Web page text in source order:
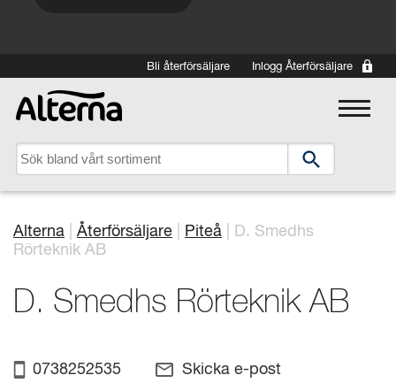
Hoppa till huvudinnehållBli återförsäljare Inlogg Återförsäljare
Main navigation
Rita ditt badrum
Mitt badrum
Länkstig
Alterna Återförsäljare Piteå
D. Smedhs
Rörteknik AB
D. Smedhs Rörteknik AB
0738252535 Skicka e-post